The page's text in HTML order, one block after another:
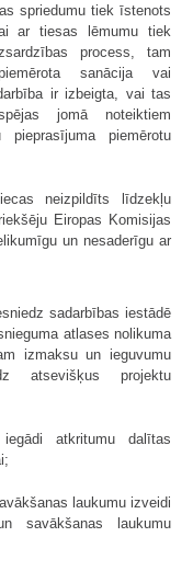
spriedumu tiek īstenots
ar tiesas lēmumu tiek
process, tam
sanācija vai
ir izbeigta, vai tas
jomā noteiktiem
piemērotu
neizpildīts līdzekļu
Eiropas Komisijas
un nesaderīgu ar
sadarbības iestādē
atlases nolikuma
izmaksu un ieguvumu
atsevišķus projektu
atkritumu dalītas
laukumu izveidi
savākšanas laukumu